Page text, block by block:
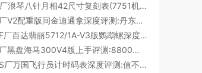
GS厂浪琴八针月相42尺寸复刻表(7751机芯)细节全析
VS厂V2配重版间金迪通拿深度评测:丹东4131机芯加持下的165克精密之作​
PPF厂百达翡丽5712/1A-V3版鹦鹉螺深度评测:细节升级直击正品
VS厂黑盘海马300V4版上手评测:8800一体机芯加持,复刻天花板实至名归?
APS厂万国飞行员计时码表深度评测:值不值得入手？